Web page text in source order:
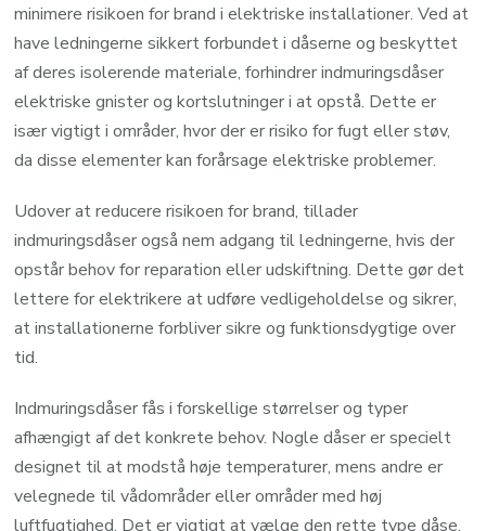
minimere risikoen for brand i elektriske installationer. Ved at
have ledningerne sikkert forbundet i dåserne og beskyttet
af deres isolerende materiale, forhindrer indmuringsdåser
elektriske gnister og kortslutninger i at opstå. Dette er
især vigtigt i områder, hvor der er risiko for fugt eller støv,
da disse elementer kan forårsage elektriske problemer.
Udover at reducere risikoen for brand, tillader
indmuringsdåser også nem adgang til ledningerne, hvis der
opstår behov for reparation eller udskiftning. Dette gør det
lettere for elektrikere at udføre vedligeholdelse og sikrer,
at installationerne forbliver sikre og funktionsdygtige over
tid.
Indmuringsdåser fås i forskellige størrelser og typer
afhængigt af det konkrete behov. Nogle dåser er specielt
designet til at modstå høje temperaturer, mens andre er
velegnede til vådområder eller områder med høj
luftfugtighed. Det er vigtigt at vælge den rette type dåse,